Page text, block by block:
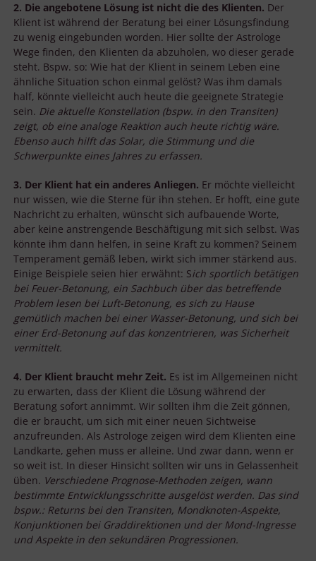
2. Die angebotene Lösung ist nicht die des Klienten. Der
Klient ist während der Beratung bei einer Lösungsfindung
zu wenig eingebunden worden. Hier sollte der Astrologe
Wege finden, den Klienten da abzuholen, wo dieser gerade
steht. Bspw. so: Wie hat der Klient in seinem Leben eine
ähnliche Situation schon einmal gelöst? Was ihm damals
half, könnte vielleicht auch heute die geeignete Strategie
sein. Die aktuelle Konstellation (bspw. in den Transiten)
zeigt, ob eine analoge Reaktion auch heute richtig wäre.
Ebenso auch hilft das Solar, die Stimmung und die
Schwerpunkte eines Jahres zu erfassen.
3. Der Klient hat ein anderes Anliegen. Er möchte vielleicht
nur wissen, wie die Sterne für ihn stehen. Er hofft, eine gute
Nachricht zu erhalten, wünscht sich aufbauende Worte,
aber keine anstrengende Beschäftigung mit sich selbst. Was
könnte ihm dann helfen, in seine Kraft zu kommen? Seinem
Temperament gemäß leben, wirkt sich immer stärkend aus.
Einige Beispiele seien hier erwähnt: Sich sportlich betätigen
bei Feuer-Betonung, ein Sachbuch über das betreffende
Problem lesen bei Luft-Betonung, es sich zu Hause
gemütlich machen bei einer Wasser-Betonung, und sich bei
einer Erd-Betonung auf das konzentrieren, was Sicherheit
vermittelt.
4. Der Klient braucht mehr Zeit. Es ist im Allgemeinen nicht
zu erwarten, dass der Klient die Lösung während der
Beratung sofort annimmt. Wir sollten ihm die Zeit gönnen,
die er braucht, um sich mit einer neuen Sichtweise
anzufreunden. Als Astrologe zeigen wird dem Klienten eine
Landkarte, gehen muss er alleine. Und zwar dann, wenn er
so weit ist. In dieser Hinsicht sollten wir uns in Gelassenheit
üben. Verschiedene Prognose-Methoden zeigen, wann
bestimmte Entwicklungsschritte ausgelöst werden. Das sind
bspw.: Returns bei den Transiten, Mondknoten-Aspekte,
Konjunktionen bei Graddirektionen und der Mond-Ingresse
und Aspekte in den sekundären Progressionen.